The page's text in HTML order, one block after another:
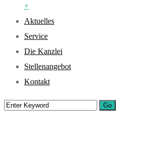
+
Aktuelles
Service
Die Kanzlei
Stellenangebot
Kontakt